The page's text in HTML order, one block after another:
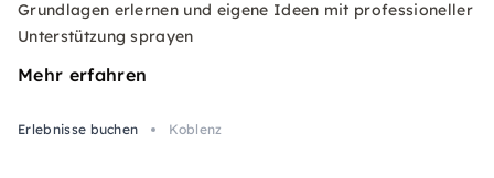
Grundlagen erlernen und eigene Ideen mit professioneller
Unterstützung sprayen
Mehr erfahren
Erlebnisse buchen Koblenz